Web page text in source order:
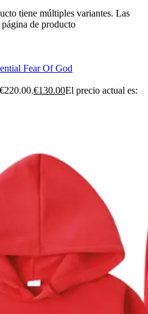
tiene múltiples variantes. Las
de producto
Fear Of God
€130.00El precio actual es: